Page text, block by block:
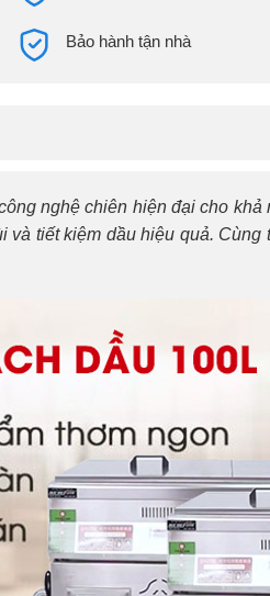
Bảo hành tận nhà
nghệ chiên hiện đại cho
và tiết kiệm dầu hiệu quả. Cùng